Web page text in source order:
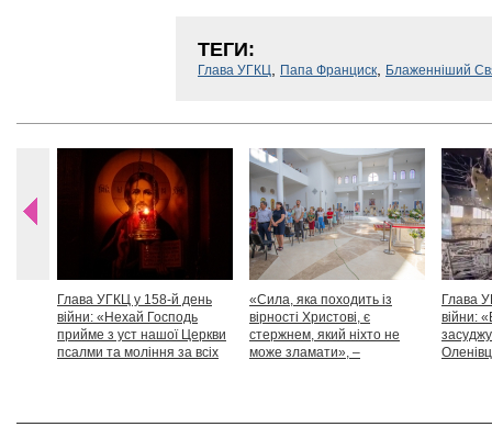
ТЕГИ:
Глава УГКЦ, Папа Франциск, Блаженніший
Глава УГКЦ у 158-й день
війни: «Нехай Господь
прийме з уст нашої Церкви
псалми та моління за всіх
«Сила, яка походить із
вірності Христові, є
стержнем, який ніхто не
може зламати», –
Глава
війни: